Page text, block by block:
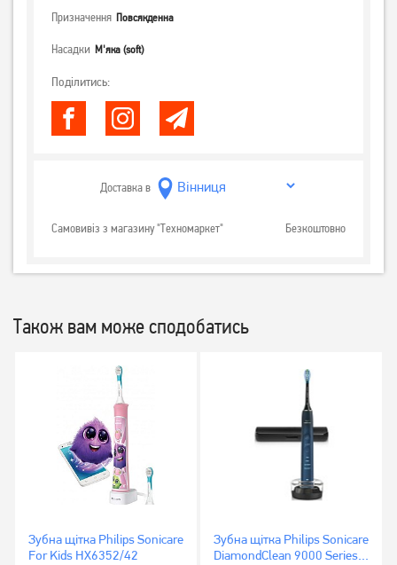
Призначення Повсякденна
Насадки М'яка (soft)
Поділитись:
Доставка в
Самовивіз з магазину "Техномаркет" Безкоштовно
Також вам може сподобатись
Зубна щітка Philips Sonicare
For Kids HX6352/42
Зубна щітка Philips Sonicare
DiamondClean 9000 Series